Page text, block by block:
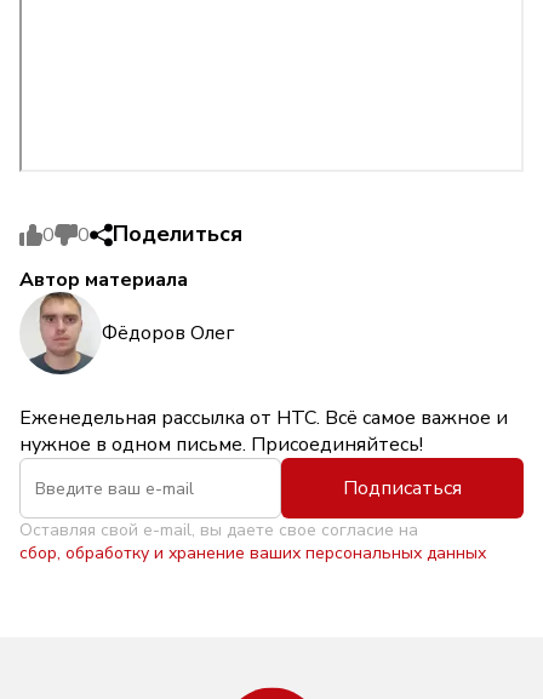
0 0 Поделиться
Автор материала
Фёдоров Олег
Еженедельная рассылка от НТС. Всё самое важное и
нужное в одном письме. Присоединяйтесь!
Подписаться
Оставляя свой e-mail, вы даете свое согласие на
сбор, обработку и хранение ваших персональных данных